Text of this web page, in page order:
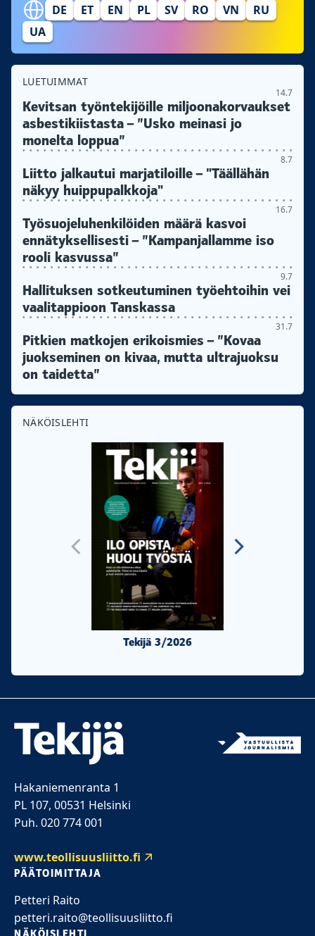
DE
ET EN PL SV RO VN
RU
UA
LUETUIMMAT
14.7
Kevitsan työntekijöille miljoonakorvaukset
asbestikiistasta – ”Usko meinasi jo
monelta loppua”
8.7
Liitto jalkautui marjatiloille – "Täällähän
näkyy huippupalkkoja"
16.7
Työsuojeluhenkilöiden määrä kasvoi
ennätyksellisesti – ”Kampanjallamme iso
rooli kasvussa”
9.7
Hallituksen sotkeutuminen työehtoihin vei
vaalitappioon Tanskassa
31.7
Pitkien matkojen erikoismies – ”Kovaa
juokseminen on kivaa, mutta ultrajuoksu
on taidetta”
NÄKÖISLEHTI
Tekijä 3/2026
Hakaniemenranta 1
PL 107, 00531 Helsinki
Puh. 020 774 001
www.teollisuusliitto.fi
PÄÄTOIMITTAJA
Petteri Raito
petteri.raito@teollisuusliitto.fi